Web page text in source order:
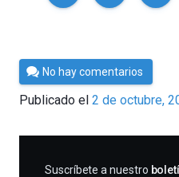
Por
César
Tomé
No hay comentarios
Publicado el 2 de octubre,
SUSCRIBIRME
Suscríbete a nuestro